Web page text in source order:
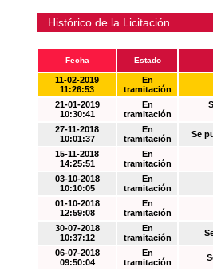
Histórico de la Licitación
Fecha Estado
11-02-2019
11:26:53
En
tramitación
21-01-2019
10:30:41
En
tramitación
27-11-2018
10:01:37
En
tramitación
Se
15-11-2018
14:25:51
En
tramitación
03-10-2018
10:10:05
En
tramitación
01-10-2018
12:59:08
En
tramitación
30-07-2018
10:37:12
En
tramitación
06-07-2018
09:50:04
En
tramitación